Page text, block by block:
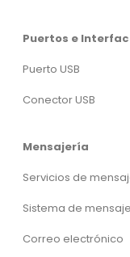
Puertos e
Puerto USB
Conector USB
Mensajería
Servicios de
Sistema de
Correo electrónico